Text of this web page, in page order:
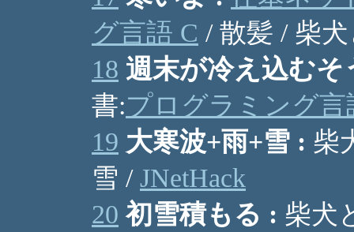
グ言語 C / 散髪 / 柴
18 週末が冷え込むそ
書:プログラミング言
19 大寒波+雨+雪 : 柴
雪 / JNetHack
20 初雪積もる : 柴犬